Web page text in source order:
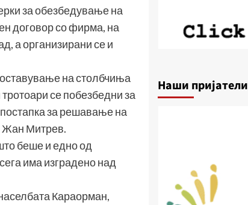
за обезбедување на
договор со фирма, на
а организирани се и
на столбчиња
се побезбедни за
за решавање на
Жан Митрев.
беше и едно од
има изградено над
Караорман,
Наши пријатели